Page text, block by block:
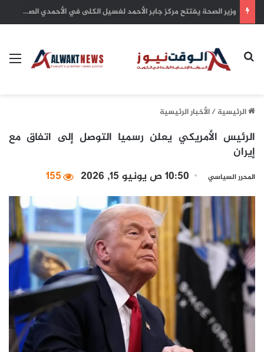
مجلس وزراء الداخلية العرب يدين استهداف ايران ناقلة نفط إماراتية في مضيق هرمز
بحث عن
الرئيسية/الأخبار الرئيسية
الرئيس الأمريكي يعلن رسميا التوصل إلى اتفاق مع
إيران
المحرر السياسي 10:50 ص يونيو 15, 2026 155